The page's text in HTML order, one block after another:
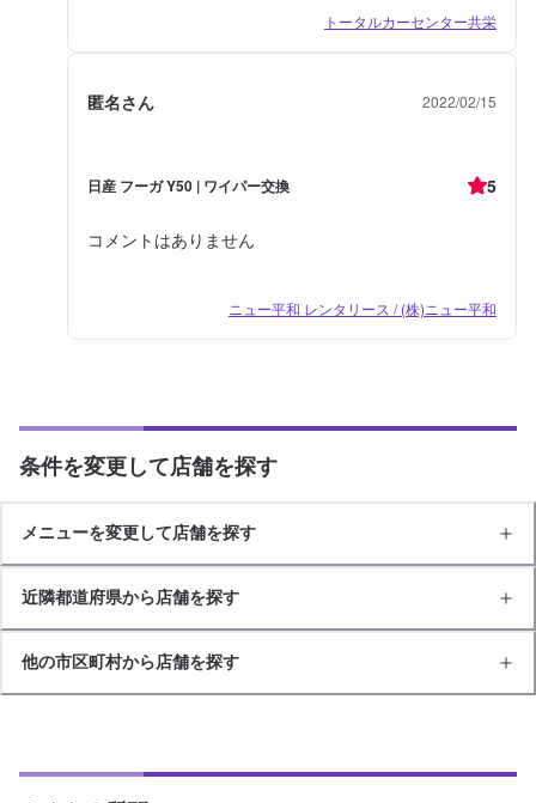
トータルカーセンター共栄
匿名さん 2022/02/15
日産 フーガ Y50 | ワイパー交換 5
コメントはありません
ニュー平和 レンタリース / (株)ニュー平和
条件を変更して店舗を探す
メニューを変更して店舗を探す
近隣都道府県から店舗を探す
他の市区町村から店舗を探す